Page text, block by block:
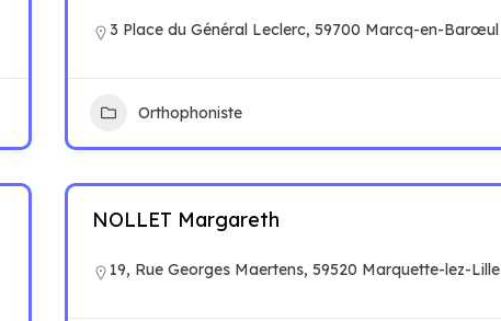
3 Place du Général Leclerc, 59700 Marcq-en-Barœul
Orthophoniste
NOLLET Margareth
19, Rue Georges Maertens, 59520 Marquette-lez-Lille